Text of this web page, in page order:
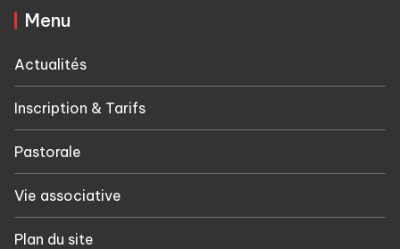
Menu
Actualités
Inscription & Tarifs
Pastorale
Vie associative
Plan du site